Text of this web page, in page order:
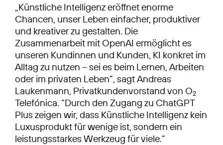
„Künstliche Intelligenz eröffnet enorme
Chancen, unser Leben einfacher, produktiver
und kreativer zu gestalten. Die
Zusammenarbeit mit OpenAI ermöglicht es
unseren Kundinnen und Kunden, KI konkret im
Alltag zu nutzen – sei es beim Lernen, Arbeiten
oder im privaten Leben”, sagt Andreas
Laukenmann, Privatkundenvorstand von O2
Telefónica. “Durch den Zugang zu ChatGPT
Plus zeigen wir, dass Künstliche Intelligenz kein
Luxusprodukt für wenige ist, sondern ein
leistungsstarkes Werkzeug für viele.”